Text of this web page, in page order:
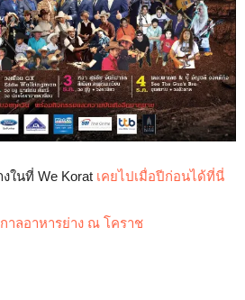
ในที่ We Korat เคยไปเมื่อปีก่อนได้ที่นี่
าลอาหารย่าง ณ โคราช